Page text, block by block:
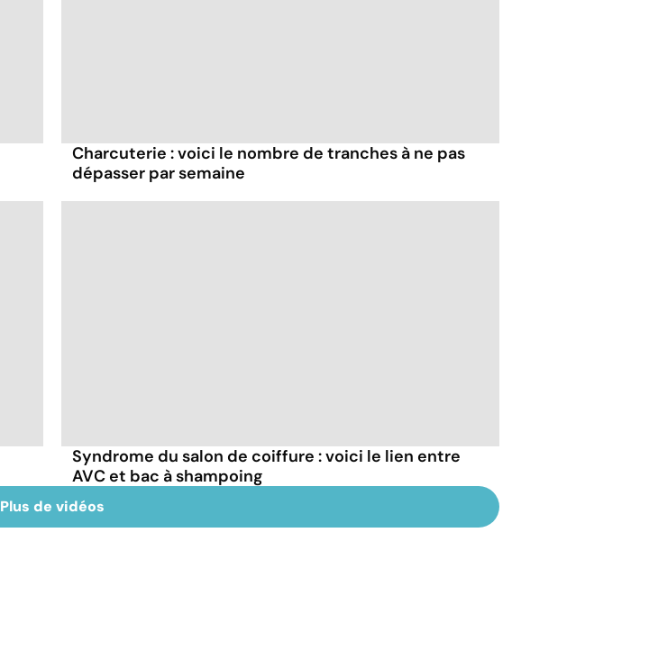
Charcuterie : voici le nombre de tranches à ne pas
dépasser par semaine
Syndrome du salon de coiffure : voici le lien entre
AVC et bac à shampoing
Plus de vidéos